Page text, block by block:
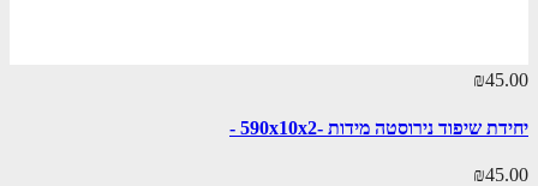
₪45.00
יחידת שיפוד נירוסטה מידות -590х10х2 -
₪45.00